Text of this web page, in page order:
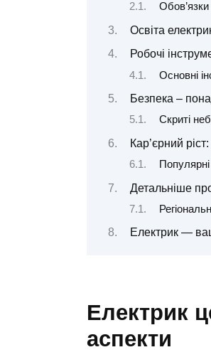
Освіта
Робочі
Основні
Безпека –
Скриті
Кар’єрний
Детальніше
Електрик —
Електрик
аспекти